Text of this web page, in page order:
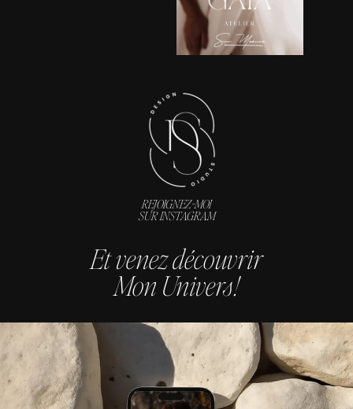
REJOIGNEZ-MOI
SUR INSTAGRAM
Et venez découvrir
Mon Univers !